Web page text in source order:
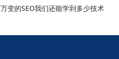
万变的SEO我们还能学到多少技术